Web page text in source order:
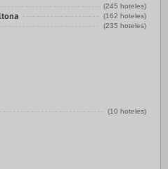
(245 hoteles)
(162 hoteles)
(235 hoteles)
(10 hoteles)